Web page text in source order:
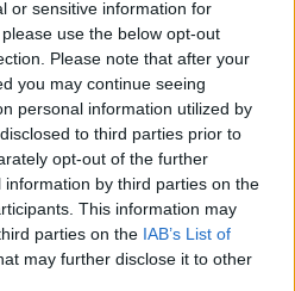
or sensitive information for
use the below opt-out
Please note that after your
you may continue seeing
personal information utilized by
to third parties prior to
opt-out of the further
by third parties on the
This information may
parties on the IAB’s List of
may further disclose it to other
hogy sokak számára
hanem a
a döntő.
i rendezvényhez képest
volt. Magyar